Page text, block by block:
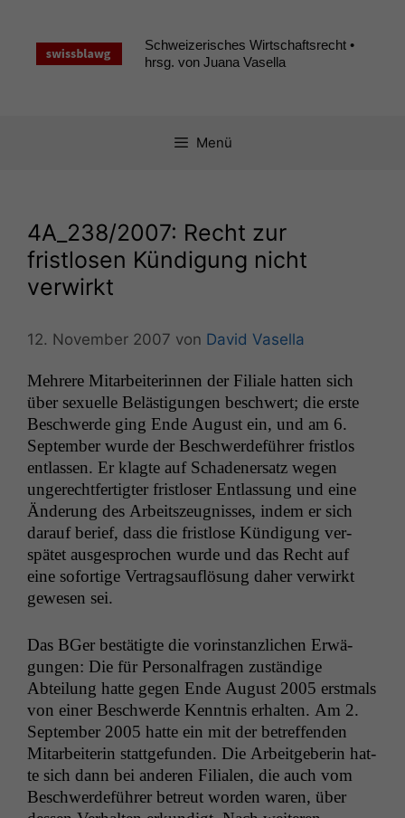
springen
Schweizerisches Wirtschaftsrecht •
hrsg. von Juana Vasella
Menü
4A_238/2007: Recht zur
fristlosen Kündigung nicht
verwirkt
12. November 2007 von David Vasella
Mehrere Mitar­bei­t­erin­nen der Fil­iale hat­ten sich
über sex­uelle Beläs­ti­gun­gen beschw­ert; die erste
Beschw­erde ging Ende August ein, und am 6.
Sep­tem­ber wurde der Beschw­erde­führer frist­los
ent­lassen. Er klagte auf Schaden­er­satz wegen
ungerecht­fer­tigter frist­los­er Ent­las­sung und eine
Änderung des Arbeit­szeug­niss­es, indem er sich
darauf berief, dass die frist­lose Kündi­gung ver­
spätet aus­ge­sprochen wurde und das Recht auf
eine sofor­tige Ver­tragsauflö­sung daher ver­wirkt
gewe­sen sei.
Das BGer bestätigte die vorin­stan­zlichen Erwä­
gun­gen: Die für Per­son­al­fra­gen zuständi­ge
Abteilung hat­te gegen Ende August 2005 erst­mals
von ein­er Beschw­erde Ken­nt­nis erhal­ten. Am 2.
Sep­tem­ber 2005 hat­te ein mit der betr­e­f­fend­en
Mitar­bei­t­erin stattge­fun­den. Die Arbeit­ge­berin hat­
te sich dann bei anderen Fil­ialen, die auch vom
Beschw­erde­führer betreut wor­den waren, über